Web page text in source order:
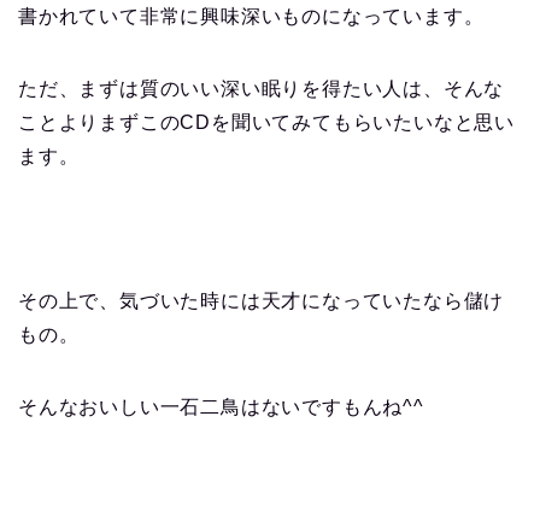
書かれていて非常に興味深いものになっています。
ただ、まずは質のいい深い眠りを得たい人は、そんな
ことよりまずこのCDを聞いてみてもらいたいなと思い
ます。
その上で、気づいた時には天才になっていたなら儲け
もの。
そんなおいしい一石二鳥はないですもんね^^